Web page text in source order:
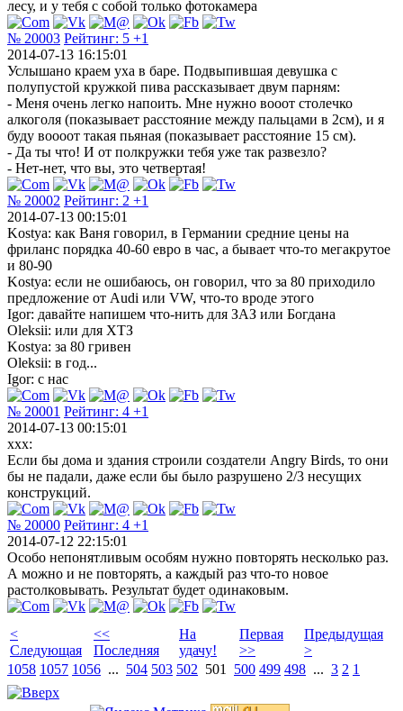
лесу, и у тебя с собой только фотокамера
№ 20003 Рейтинг: 5 +1
2014-07-13 16:15:01
Услышано краем уха в баре. Подвыпившая девушка с
полупустой кружкой пива рассказывает двум парням:
- Меня очень легко напоить. Мне нужно вооот столечко
алкоголя (показывает расстояние между пальцами в 2см), и я
буду воооот такая пьяная (показывает расстояние 15 см).
- Да ты что! И от полкружки тебя уже так развезло?
- Нет-нет, что вы, это четвертая!
№ 20002 Рейтинг: 2 +1
2014-07-13 00:15:01
Kostya: как Ваня говорил, в Германии средние цены на
фриланс порядка 40-60 евро в час, а бывает что-то мегакрутое
и 80-90
Kostya: если не ошибаюсь, он говорил, что за 80 приходило
предложение от Audi или VW, что-то вроде этого
Igor: давайте напишем что-нить для ЗАЗ или Богдана
Oleksii: или для ХТЗ
Kostya: за 80 гривен
Oleksii: в год...
Igor: с нас
№ 20001 Рейтинг: 4 +1
2014-07-13 00:15:01
xxx:
Если бы дома и здания строили создатели Angry Birds, то они
бы не падали, даже если бы было разрушено 2/3 несущих
конструкций.
№ 20000 Рейтинг: 4 +1
2014-07-12 22:15:01
Особо непонятливым особям нужно повторять несколько раз.
А можно и не повторять, а каждый раз что-то новое
растолковывать. Результат будет одинаковым.
<
Следующая
<<
Последняя
На
удачу!
Первая
>>
Предыдущая
>
1058 1057 1056 ... 504 503 502 501 500 499 498 ... 3 2 1